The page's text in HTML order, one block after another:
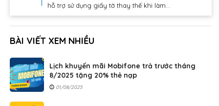
hỗ trợ sử dụng giấy tờ thay thế khi làm...
BÀI VIẾT XEM NHIỀU
Lịch khuyến mãi Mobifone trả trước tháng
8/2025 tặng 20% thẻ nạp
01/08/2025